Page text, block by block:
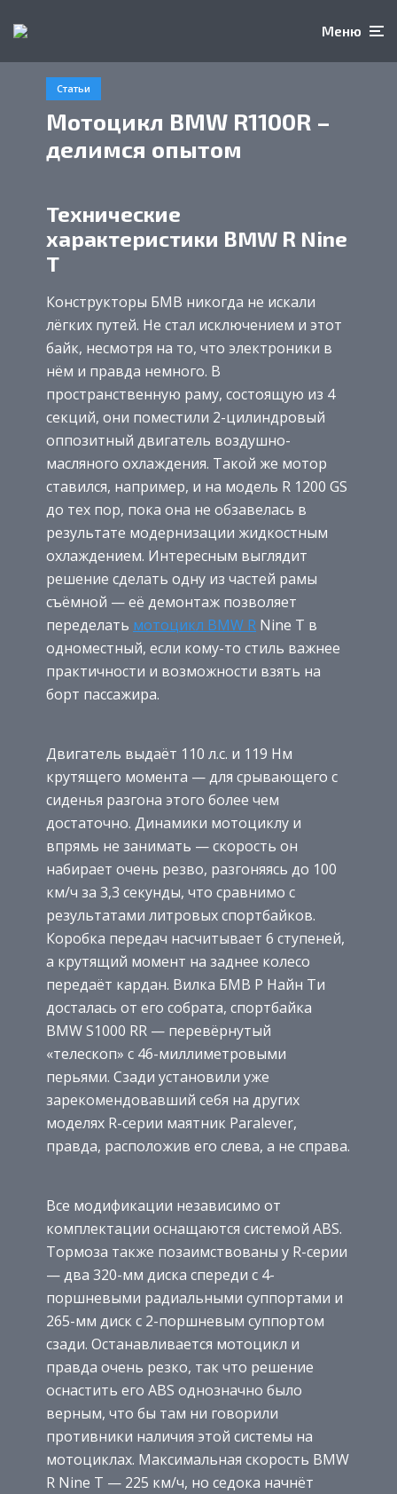
Меню
Статьи
Мотоцикл BMW R1100R –
делимся опытом
Технические
характеристики BMW R Nine
T
Конструкторы БМВ никогда не искали
лёгких путей. Не стал исключением и этот
байк, несмотря на то, что электроники в
нём и правда немного. В
пространственную раму, состоящую из 4
секций, они поместили 2-цилиндровый
оппозитный двигатель воздушно-
масляного охлаждения. Такой же мотор
ставился, например, и на модель R 1200 GS
до тех пор, пока она не обзавелась в
результате модернизации жидкостным
охлаждением. Интересным выглядит
решение сделать одну из частей рамы
съёмной — её демонтаж позволяет
переделать мотоцикл BMW R Nine T в
одноместный, если кому-то стиль важнее
практичности и возможности взять на
борт пассажира.
Двигатель выдаёт 110 л.с. и 119 Нм
крутящего момента — для срывающего с
сиденья разгона этого более чем
достаточно. Динамики мотоциклу и
впрямь не занимать — скорость он
набирает очень резво, разгоняясь до 100
км/ч за 3,3 секунды, что сравнимо с
результатами литровых спортбайков.
Коробка передач насчитывает 6 ступеней,
а крутящий момент на заднее колесо
передаёт кардан. Вилка БМВ Р Найн Ти
досталась от его собрата, спортбайка
BMW S1000 RR — перевёрнутый
«телескоп» с 46-миллиметровыми
перьями. Сзади установили уже
зарекомендовавший себя на других
моделях R-серии маятник Paralever,
правда, расположив его слева, а не справа.
Все модификации независимо от
комплектации оснащаются системой ABS.
Тормоза также позаимствованы у R-серии
— два 320-мм диска спереди с 4-
поршневыми радиальными суппортами и
265-мм диск с 2-поршневым суппортом
сзади. Останавливается мотоцикл и
правда очень резко, так что решение
оснастить его ABS однозначно было
верным, что бы там ни говорили
противники наличия этой системы на
мотоциклах. Максимальная скорость BMW
R Nine T — 225 км/ч, но седока начнёт